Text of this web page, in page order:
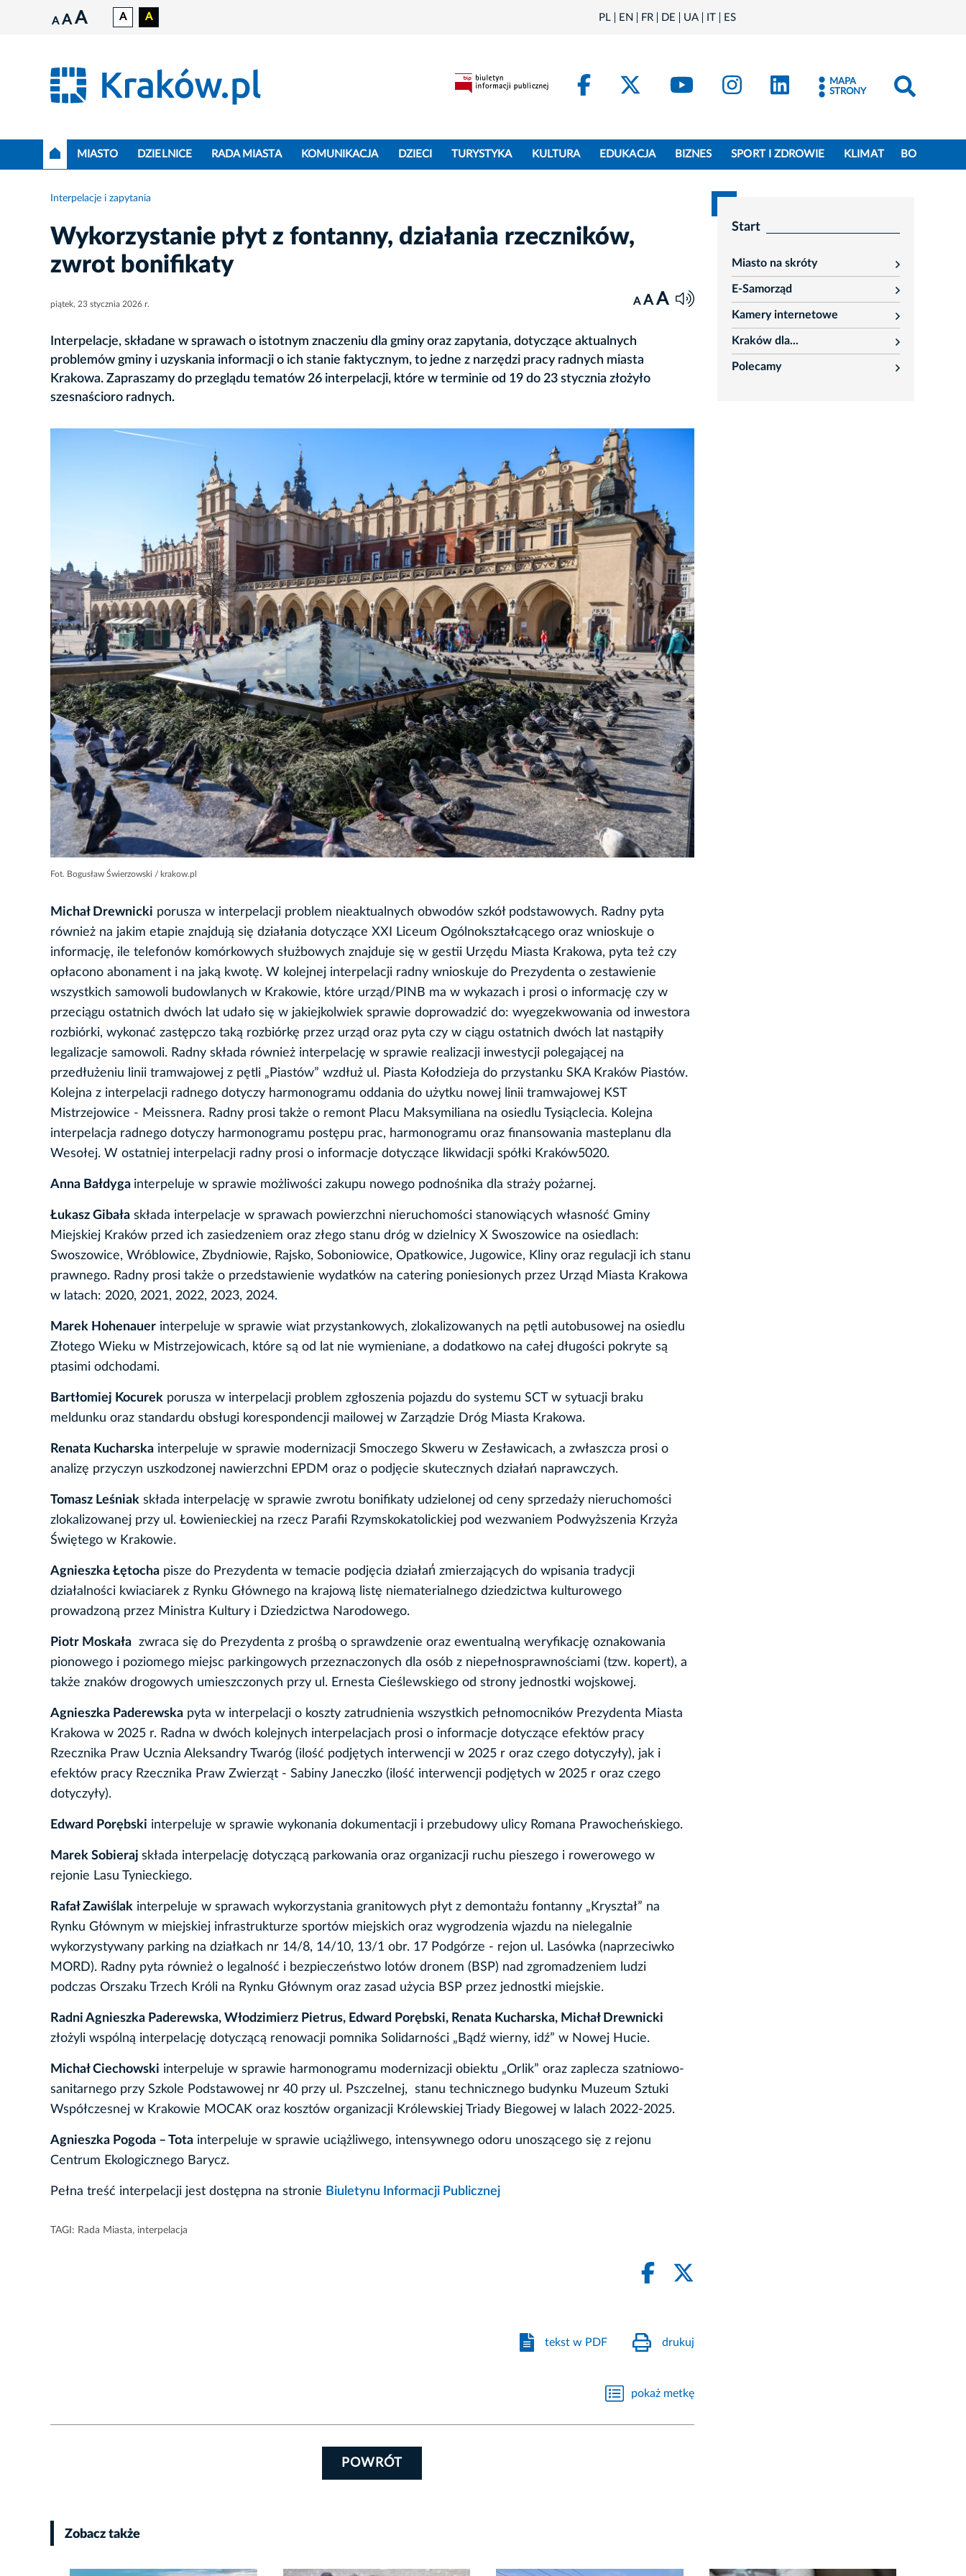
A A A A A PL EN FR DE UA IT ES
FacebookKraków - X
Kraków - YouTube
Kraków - Instagram
Kraków - LinkedIn
MAPA
STRONY
MIASTO DZIELNICE RADA MIASTA KOMUNIKACJA DZIECI TURYSTYKA KULTURA EDUKACJA BIZNES SPORT I ZDROWIE KLIMAT BO
Interpelacje i zapytania
Wykorzystanie płyt z fontanny, działania rzeczników,
zwrot bonifikaty
piątek, 23 stycznia 2026 r. A A A
Interpelacje, składane w sprawach o istotnym znaczeniu dla gminy oraz zapytania, dotyczące aktualnych
problemów gminy i uzyskania informacji o ich stanie faktycznym, to jedne z narzędzi pracy radnych miasta
Krakowa. Zapraszamy do przeglądu tematów 26 interpelacji, które w terminie od 19 do 23 stycznia złożyło
szesnaścioro radnych.
Fot. Bogusław Świerzowski / krakow.pl
Michał Drewnicki porusza w interpelacji problem nieaktualnych obwodów szkół podstawowych. Radny pyta
również na jakim etapie znajdują się działania dotyczące XXI Liceum Ogólnokształcącego oraz wnioskuje o
informację, ile telefonów komórkowych służbowych znajduje się w gestii Urzędu Miasta Krakowa, pyta też czy
opłacono abonament i na jaką kwotę. W kolejnej interpelacji radny wnioskuje do Prezydenta o zestawienie
wszystkich samowoli budowlanych w Krakowie, które urząd/PINB ma w wykazach i prosi o informację czy w
przeciągu ostatnich dwóch lat udało się w jakiejkolwiek sprawie doprowadzić do: wyegzekwowania od inwestora
rozbiórki, wykonać zastępczo taką rozbiórkę przez urząd oraz pyta czy w ciągu ostatnich dwóch lat nastąpiły
legalizacje samowoli. Radny składa również interpelację w sprawie realizacji inwestycji polegającej na
przedłużeniu linii tramwajowej z pętli „Piastów” wzdłuż ul. Piasta Kołodzieja do przystanku SKA Kraków Piastów.
Kolejna z interpelacji radnego dotyczy harmonogramu oddania do użytku nowej linii tramwajowej KST
Mistrzejowice - Meissnera. Radny prosi także o remont Placu Maksymiliana na osiedlu Tysiąclecia. Kolejna
interpelacja radnego dotyczy harmonogramu postępu prac, harmonogramu oraz finansowania masteplanu dla
Wesołej. W ostatniej interpelacji radny prosi o informacje dotyczące likwidacji spółki Kraków5020.
Anna Bałdyga interpeluje w sprawie możliwości zakupu nowego podnośnika dla straży pożarnej.
Łukasz Gibała składa interpelacje w sprawach powierzchni nieruchomości stanowiących własność Gminy
Miejskiej Kraków przed ich zasiedzeniem oraz złego stanu dróg w dzielnicy X Swoszowice na osiedlach:
Swoszowice, Wróblowice, Zbydniowie, Rajsko, Soboniowice, Opatkowice, Jugowice, Kliny oraz regulacji ich stanu
prawnego. Radny prosi także o przedstawienie wydatków na catering poniesionych przez Urząd Miasta Krakowa
w latach: 2020, 2021, 2022, 2023, 2024.
Marek Hohenauer interpeluje w sprawie wiat przystankowych, zlokalizowanych na pętli autobusowej na osiedlu
Złotego Wieku w Mistrzejowicach, które są od lat nie wymieniane, a dodatkowo na całej długości pokryte są
ptasimi odchodami.
Bartłomiej Kocurek porusza w interpelacji problem zgłoszenia pojazdu do systemu SCT w sytuacji braku
meldunku oraz standardu obsługi korespondencji mailowej w Zarządzie Dróg Miasta Krakowa.
Renata Kucharska interpeluje w sprawie modernizacji Smoczego Skweru w Zesławicach, a zwłaszcza prosi o
analizę przyczyn uszkodzonej nawierzchni EPDM oraz o podjęcie skutecznych działań naprawczych.
Tomasz Leśniak składa interpelację w sprawie zwrotu bonifikaty udzielonej od ceny sprzedaży nieruchomości
zlokalizowanej przy ul. Łowienieckiej na rzecz Parafii Rzymskokatolickiej pod wezwaniem Podwyższenia Krzyża
Świętego w Krakowie.
Agnieszka Łętocha pisze do Prezydenta w temacie podjęcia działań́ zmierzających do wpisania tradycji
działalności kwiaciarek z Rynku Głównego na krajową listę niematerialnego dziedzictwa kulturowego
prowadzoną przez Ministra Kultury i Dziedzictwa Narodowego.
Piotr Moskała zwraca się do Prezydenta z prośbą o sprawdzenie oraz ewentualną weryfikację oznakowania
pionowego i poziomego miejsc parkingowych przeznaczonych dla osób z niepełnosprawnościami (tzw. kopert), a
także znaków drogowych umieszczonych przy ul. Ernesta Cieślewskiego od strony jednostki wojskowej.
Agnieszka Paderewska pyta w interpelacji o koszty zatrudnienia wszystkich pełnomocników Prezydenta Miasta
Krakowa w 2025 r. Radna w dwóch kolejnych interpelacjach prosi o informacje dotyczące efektów pracy
Rzecznika Praw Ucznia Aleksandry Twaróg (ilość podjętych interwencji w 2025 r oraz czego dotyczyły), jak i
efektów pracy Rzecznika Praw Zwierząt - Sabiny Janeczko (ilość interwencji podjętych w 2025 r oraz czego
dotyczyły).
Edward Porębski interpeluje w sprawie wykonania dokumentacji i przebudowy ulicy Romana Prawocheńskiego.
Marek Sobieraj składa interpelację dotyczącą parkowania oraz organizacji ruchu pieszego i rowerowego w
rejonie Lasu Tynieckiego.
Rafał Zawiślak interpeluje w sprawach wykorzystania granitowych płyt z demontażu fontanny „Kryształ” na
Rynku Głównym w miejskiej infrastrukturze sportów miejskich oraz wygrodzenia wjazdu na nielegalnie
wykorzystywany parking na działkach nr 14/8, 14/10, 13/1 obr. 17 Podgórze - rejon ul. Lasówka (naprzeciwko
MORD). Radny pyta również o legalność i bezpieczeństwo lotów dronem (BSP) nad zgromadzeniem ludzi
podczas Orszaku Trzech Króli na Rynku Głównym oraz zasad użycia BSP przez jednostki miejskie.
Radni Agnieszka Paderewska, Włodzimierz Pietrus, Edward Porębski, Renata Kucharska, Michał Drewnicki
złożyli wspólną interpelację dotyczącą renowacji pomnika Solidarności „Bądź wierny, idź” w Nowej Hucie.
Michał Ciechowski interpeluje w sprawie harmonogramu modernizacji obiektu „Orlik” oraz zaplecza szatniowo-
sanitarnego przy Szkole Podstawowej nr 40 przy ul. Pszczelnej, stanu technicznego budynku Muzeum Sztuki
Współczesnej w Krakowie MOCAK oraz kosztów organizacji Królewskiej Triady Biegowej w lalach 2022-2025.
Agnieszka Pogoda – Tota interpeluje w sprawie uciążliwego, intensywnego odoru unoszącego się z rejonu
Centrum Ekologicznego Barycz.
Pełna treść interpelacji jest dostępna na stronie Biuletynu Informacji Publicznej
TAGI: Rada Miasta, interpelacja
tekst w PDF drukuj
pokaż metkę
POWRÓT
Start
Miasto na skróty
rozwiń
E-Samorząd
rozwiń
Kamery internetowe
rozwiń
Kraków dla...
rozwiń
Polecamy
rozwiń
Zobacz także